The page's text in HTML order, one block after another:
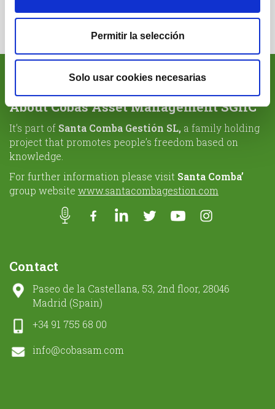
Permitir la selección
Solo usar cookies necesarias
Followers Followers
About Cobas Asset Management SGIIC
It’s part of Santa Comba Gestión SL, a family holding
project that promotes people’s freedom based on
knowledge.
For further information please visit Santa Comba’
group website www.santacombagestion.com
Contact
Paseo de la Castellana, 53, 2nd floor, 28046
Madrid (Spain)
+34 91 755 68 00
info@cobasam.com